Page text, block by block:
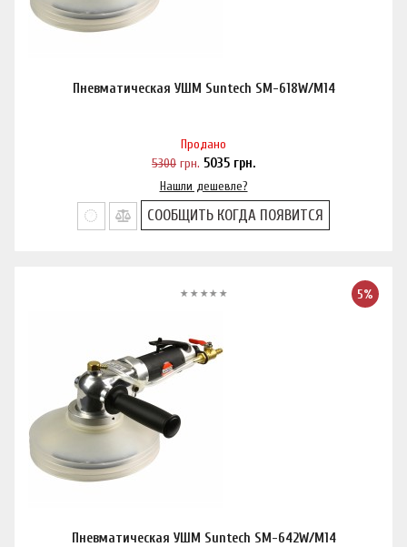
Пневматическая УШМ Suntech SM-618W/M14
Продано
5300 грн. 5035 грн.
Нашли дешевле?
СООБЩИТЬ КОГДА ПОЯВИТСЯ
5%
Пневматическая УШМ Suntech SM-642W/M14